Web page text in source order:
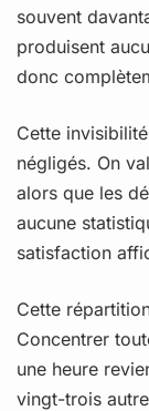
souvent
produisent
donc
Cette
négligés. On
alors que les
aucune
satisfaction
Cette
Concentrer
une heure
vingt-trois